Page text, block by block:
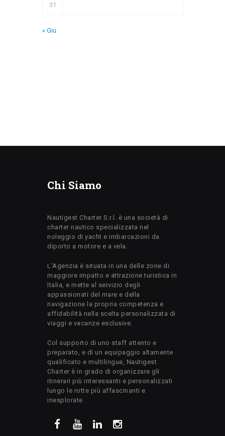
31
« Giu
Chi Siamo
Nautigest Charter S.r.l. è una società di
charter nautico specializzata nel
noleggio di yacht e imbarcazioni da
diporto a motore e a vela.
L’Agenzia è situata in una delle zone di
maggiore impatto e attrazione turistica in
Italia, e mette al servizio degli
appassionati del mare e della
navigazione la propria competenza e
affidabilità nella scelta personalizzata di
viaggi e vacanze esclusive.
Col supporto di uno staff attento e
preparato, e di un equipaggio altamente
qualificato e multilingue, Nautigest
Charter è in grado di organizzare gli
itinerari più interessanti e personalizzati
lungo le rotte più affascinanti e
inesplorate.